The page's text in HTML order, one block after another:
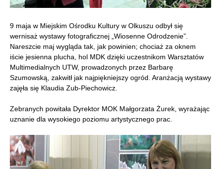
9 maja w Miejskim Ośrodku Kultury w Olkuszu odbył się
wernisaż wystawy fotograficznej „Wiosenne Odrodzenie”.
Nareszcie maj wygląda tak, jak powinien; chociaż za oknem
iście jesienna plucha, hol MDK dzięki uczestnikom Warsztatów
Multimedialnych UTW, prowadzonych przez Barbarę
Szumowską, zakwitł jak najpiękniejszy ogród. Aranżacją wystawy
zajęła się Klaudia Zub-Piechowicz.
Zebranych powitała Dyrektor MOK Małgorzata Żurek, wyrażając
uznanie dla wysokiego poziomu artystycznego prac.